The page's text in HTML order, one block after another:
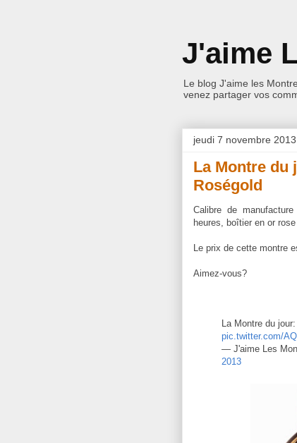
J'aime
Le blog J'aime les
venez partager vos
jeudi 7 novembre 2013
La Montre du
Roségold
Calibre de
heures, boîtier en or
Le prix de cette montre
Aimez-vous?
La Montre du
pic.twitter.com/
— J'aime Les
2013